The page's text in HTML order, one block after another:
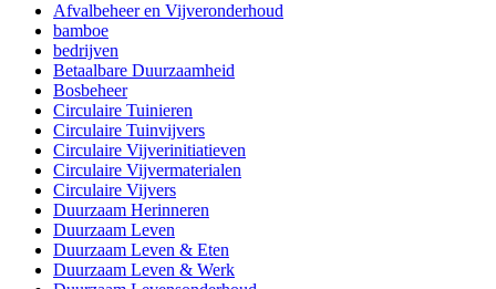
Afvalbeheer en Vijveronderhoud
bamboe
bedrijven
Betaalbare Duurzaamheid
Bosbeheer
Circulaire Tuinieren
Circulaire Tuinvijvers
Circulaire Vijverinitiatieven
Circulaire Vijvermaterialen
Circulaire Vijvers
Duurzaam Herinneren
Duurzaam Leven
Duurzaam Leven & Eten
Duurzaam Leven & Werk